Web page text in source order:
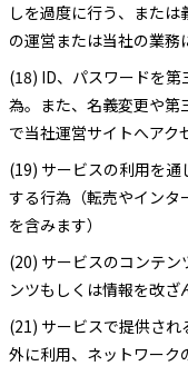
しを過度に行う、また
の運営または当社の業
(18) ID、パスワードを
為。また、名義変更や第
で当社運営サイトへアク
(19) サービスの利用を
する行為（転売やインタ
を含みます）
(20) サービスのコンテ
ンツもしくは情報を改
(21) サービスで提供さ
外に利用、ネットワーク